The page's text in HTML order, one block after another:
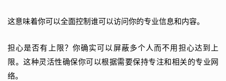
这意味着你可以全面控制谁可以访问你的专业信息和内容。
担心是否有上限？你确实可以屏蔽多个人而不用担心达到上
限。这种灵活性确保你可以根据需要保持专注和相关的专业网
络。